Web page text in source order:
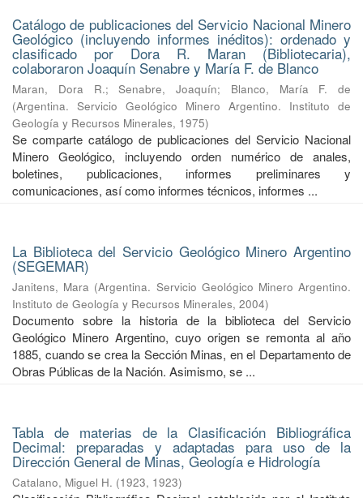
Catálogo de publicaciones del Servicio Nacional Minero
Geológico (incluyendo informes inéditos): ordenado y
clasificado por Dora R. Maran (Bibliotecaria),
colaboraron Joaquín Senabre y María F. de Blanco
Maran, Dora R.;Senabre, Joaquín; Blanco, María F. de
(Argentina. Servicio Geológico Minero Argentino. Instituto de
Geología y Recursos Minerales, 1975)
Se comparte catálogo de publicaciones del Servicio Nacional
Minero Geológico, incluyendo orden numérico de anales,
boletines, publicaciones, informes preliminares y
comunicaciones, así como informes técnicos, informes ...
La Biblioteca del Servicio Geológico Minero Argentino
(SEGEMAR)
Janitens, Mara (Argentina. Servicio Geológico Minero Argentino.
Instituto de Geología y Recursos Minerales, 2004)
Documento sobre la historia de la biblioteca del Servicio
Geológico Minero Argentino, cuyo origen se remonta al año
1885, cuando se crea la Sección Minas, en el Departamento de
Obras Públicas de la Nación. Asimismo, se ...
Tabla de materias de la Clasificación Bibliográfica
Decimal: preparadas y adaptadas para uso de la
Dirección General de Minas, Geología e Hidrología
Catalano, Miguel H. (1923, 1923)